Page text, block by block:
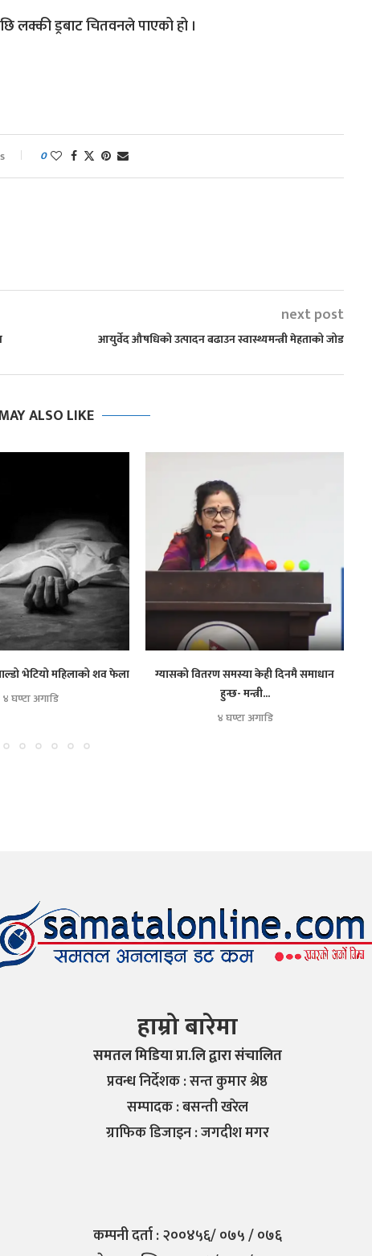
लक्की ड्रबाट चितवनले पाएको हो ।
0
next post
आयुर्वेद औषधिको उत्पादन बढाउन स्वास्थ्यमन्त्री मेहताको जोड
ALSO LIKE
भेटियो महिलाको शव फेला
४ घण्टा अगाडि
ग्यासको वितरण समस्या केही दिनमै समाधान
हुन्छ- मन्त्री...
४ घण्टा अगाडि
हाम्रो बारेमा
समतल मिडिया प्रा.लि द्वारा संचालित
प्रवन्ध निर्देशक : सन्त कुमार श्रेष्ठ
सम्पादक : बसन्ती खरेल
ग्राफिक डिजाइन : जगदीश मगर
कम्पनी दर्ता : २००४५६/ ०७५ / ०७६